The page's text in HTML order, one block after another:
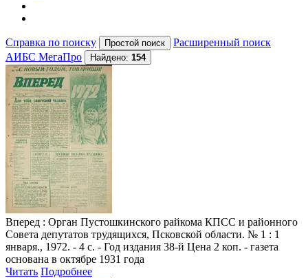
Справка по поиску
Расширенный поиск
АИБС МегаПро
Найдено: 154
Вперед : Орган Пустошкинского райкома КПСС и районного
Совета депутатов трудящихся, Псковской области. № 1 : 1
января., 1972. - 4 с. - Год издания 38-й Цена 2 коп. - газета
основана в октябре 1931 года
Читать Подробнее